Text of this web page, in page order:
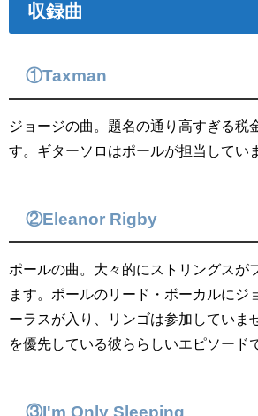
収録曲
①Taxman
ジョージの曲。題名の通り高すぎる税
す。ギターソロはポールが担当してい
②Eleanor Rigby
ポールの曲。大々的にストリングスが
ます。ポールのリード・ボーカルにジ
ーラスが入り、リンゴは参加していま
を優先している彼ららしいエピソード
③I'm Only Sleeping